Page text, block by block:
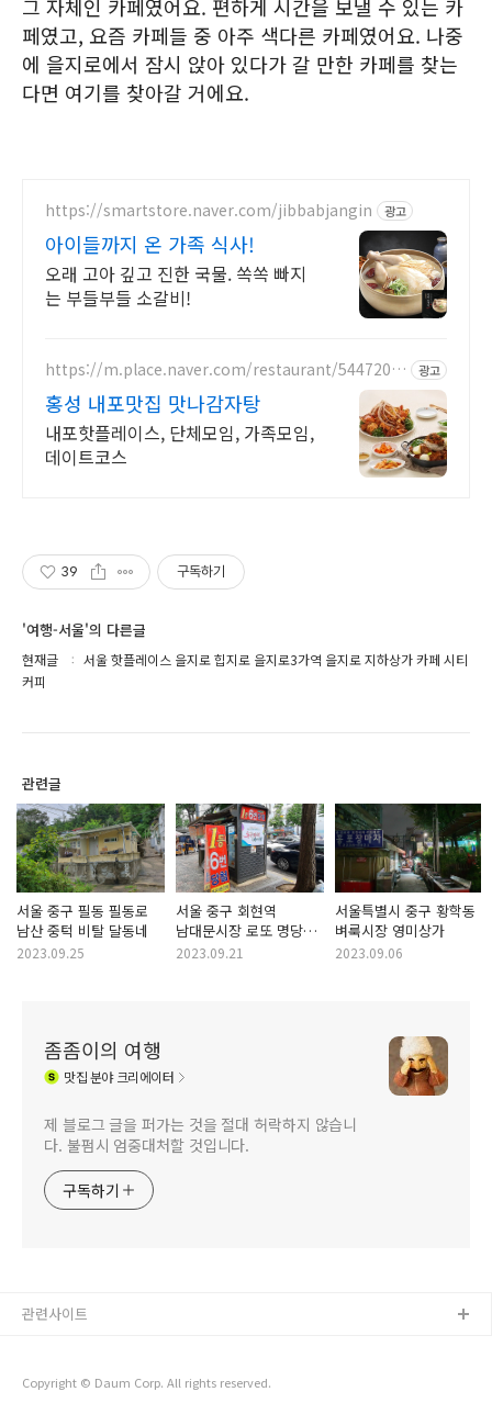
그 자체인 카페였어요. 편하게 시간을 보낼 수 있는 카
페였고, 요즘 카페들 중 아주 색다른 카페였어요. 나중
에 을지로에서 잠시 앉아 있다가 갈 만한 카페를 찾는
다면 여기를 찾아갈 거에요.
https://smartstore.naver.com/jibbabjangin 광고
아이들까지 온 가족 식사!
오래 고아 깊고 진한 국물. 쏙쏙 빠지
는 부들부들 소갈비!
https://m.place.naver.com/restaurant/5447203
광고
홍성 내포맛집 맛나감자탕
내포핫플레이스, 단체모임, 가족모임,
데이트코스
39 구독하기
'여행-서울'의 다른글
현재글
서울 핫플레이스 을지로 힙지로 을지로3가역 을지로 지하상가 카페 시티
커피
관련글
서울 중구 필동 필동로
남산 중턱 비탈 달동네
2023.09.25
서울 중구 회현역
남대문시장 로또 명당
남대문로 22-1 37호
2023.09.21
서울특별시 중구 황학동
벼룩시장 영미상가
2023.09.06
좀좀이의 여행
맛집분야 크리에이터
제 블로그 글을 퍼가는 것을 절대 허락하지 않습니
다. 불펌시 엄중대처할 것입니다.
구독하기
Copyright © Daum Corp. All rights reserved.
관련사이트